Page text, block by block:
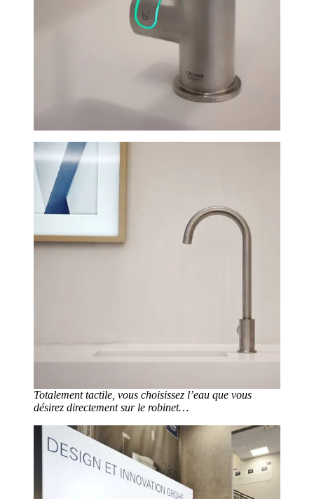
Totalement tactile, vous choisissez l’eau que vous
désirez directement sur le robinet…